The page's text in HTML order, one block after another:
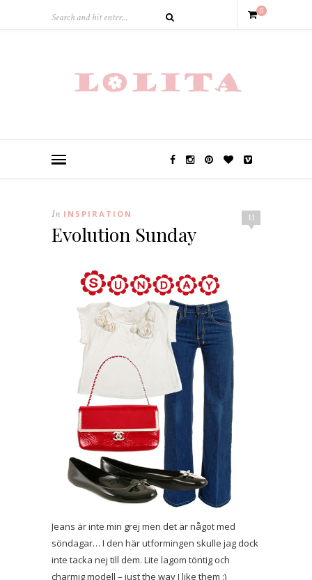
0
11
In INSPIRATION
Evolution Sunday
Jeans är inte min grej men det är något med
söndagar… I den här utformingen skulle jag dock
inte tacka nej till dem. Lite lagom töntig och
charmig modell – just the way I like them :)